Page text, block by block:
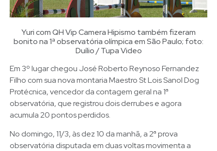
Yuri com QH Vip Camera Hipismo também fizeram
bonito na 1ª observatória olímpica em São Paulo; foto:
Duílio / Tupa Video
Em 3º lugar chegou José Roberto Reynoso Fernandez
Filho com sua nova montaria Maestro St Lois Sanol Dog
Protécnica, vencedor da contagem geral na 1ª
observatória, que registrou dois derrubes e agora
acumula 20 pontos perdidos.
No domingo, 11/3, às dez 10 da manhã, a 2ª prova
observatória disputada em duas voltas movimenta a